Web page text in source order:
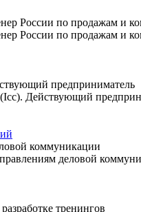
России по продажам и
России по продажам и
предприниматель
(Icc). Действующий
коммуникации
деловой
тренингов